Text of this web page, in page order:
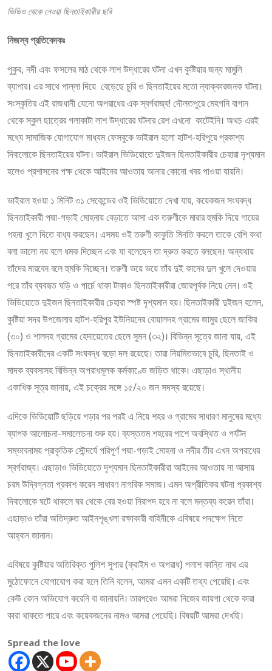
ভিডিও থেকে নেওয়া ছিনতাইকারীর ছবি
নিজস্ব প্রতিবেদকঃ
পুকুর, নদী এবং ফসলের মাঠ থেকে লাশ উদ্ধারের ঘটনা এখন কুষ্টিয়ার জন্য মামুলি
ব্যাপার। এর সাথে পাল্লা দিয়ে বেড়েছে চুরি ও ছিনতাইয়ের মতো ন্যাক্কারজনক ঘটনা।
সংস্কৃতির এই রাজধানী যেনো অপরাধের এক স্বর্গরাজ্য! দৌলতপুরে মেহগনি বাগান
থেকে স্কুল ছাত্রের গলাকাটা লাশ উদ্ধারের ঘটনার রেশ এখনো কাটেইনি। অথচ এরই
মধ্যে সামাজিক যোগাযোগ মাধ্যম ফেসবুকে ভাইরাল হলো হাটশ-হরিপুরে প্রকাশ্য
দিবালোকে ছিনতাইয়ের ঘটনা। ভাইরাল ভিডিয়োতে দুইজন ছিনতাইকারীর চেহারা দৃশ্যমান
হলেও প্রশাসনের পক্ষ থেকে আইনের আওতায় আনার কোনো খবর পাওয়া যায়নি।
ভাইরাল হওয়া ১ মিনিট ৩১ সেকেন্ডের ওই ভিডিয়োতে দেখা যায়, কয়েকজন সংঘবদ্ধ
ছিনতাইকারী পদ্মা-গড়াই মোহনায় বেড়াতে আসা এক তরুণীকে মারার হুমকি দিয়ে গায়ের
গহনা খুলে দিতে বাধ্য করছেন। এসময় ওই তরুণী কাকুতি মিনতি করলে তাকে বেশি কথা
বলা ভালো নয় বলে ধমক দিচ্ছেন এবং যা বলেছেন তা দ্রুত করতে বলছেন। অন্যথায়
তাঁদের মারবেন বলে হুমকি দিচ্ছেন। তরুণী ভয়ে ভয়ে তাঁর দুই কানের দুল খুলে দেওয়ার
পরে তাঁর ব্যবহৃত ঘড়ি ও পার্চে থাকা টাকাও ছিনতাইকারীরা জোরপূর্বক নিয়ে নেন। ওই
ভিডিয়োতে দুইজন ছিনতাইকারীর চেহারা স্পষ্ট দৃশ্যমান হয়। ছিনতাইকারী দুইজন হলেন,
কুষ্টিয়া সদর উপজেলার হাটশ-হরিপুর ইউনিয়নের বোয়ালদহ গ্রামের জামুর ছেলে জাকির
(৩০) ও শালদহ গ্রামের হেদায়েতের ছেলে সুমন (৩২)। বিভিন্ন সূত্রে জানা যায়, এই
ছিনতাইকারীদের একটি সংঘবদ্ধ বড়ো দল রয়েছে। তারা নিয়মিতভাবে চুরি, ছিনতাই ও
মাদক ব্যবসাসহ বিভিন্ন অপরাধমূলক কর্মকাণ্ডে জড়িত থাকে। এছাড়াও স্থানীয়
একাধিক সূত্র জানায়, এই চক্রের সঙ্গে ১৫/২০ জন সদস্য রয়েছে।
এদিকে ভিডিয়োটি ছড়িয়ে পড়ার পর পরই এ নিয়ে শহর ও গ্রামের সাধারণ মানুষের মধ্যে
ব্যাপক আলোচনা-সমালোচনা শুরু হয়। ব্যস্ততম শহরের পাশে অবস্থিত ও পর্যটন
সম্ভাবনাময় প্রাকৃতিক সৌন্দর্যে পরিপূর্ণ পদ্মা-গড়াই মোহনা ও নদীর তীর এখন অপরাধের
স্বর্গরাজ্য। এছাড়াও ভিডিয়োতে দৃশ্যমান ছিনতাইকারীরা আইনের আওতায় না আসায়
চরম উদ্বিগ্নতা প্রকাশ করেন সাধারণ নাগরিক সমাজ। এমন অপ্রীতিকর ঘটনা প্রকাশ্য
দিবালোকে ঘটে থাকলে ঘর থেকে বের হওয়া নিরাপদ হবে না বলে মন্তব্য করেন তাঁরা।
এছাড়াও তাঁরা অতিদ্রুত আইনশৃঙ্খলা রক্ষাকারী বাহিনীকে এবিষয়ে পদক্ষেপ নিতে
আহ্বান জানান।
এবিষয়ে কুষ্টিয়ার অতিরিক্ত পুলিশ সুপার (ক্রাইম ও অপরাধ) পলাশ কান্তি নাথ এর
মুঠোফোনে যোগাযোগ করা হলে তিনি বলেন, আমরা এমন একটি তথ্য পেয়েছি। এবং
কেউ কোন অভিযোগ করেনি বা জানায়নি। তারপরেও আমরা নিজের জায়গা থেকে কারা
কারা থাকতে পারে এবং কয়েকজনের নামও আমরা পেয়েছি। বিষয়টি আমরা দেখছি।
Spread the love